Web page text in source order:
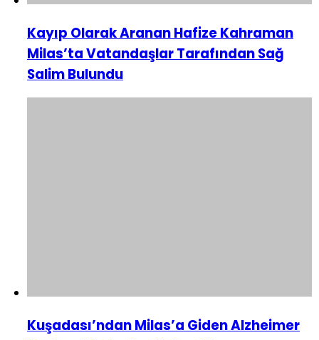
Kayıp Olarak Aranan Hafize Kahraman
Milas’ta Vatandaşlar Tarafından Sağ
Salim Bulundu
Kuşadası’ndan Milas’a Giden Alzheimer